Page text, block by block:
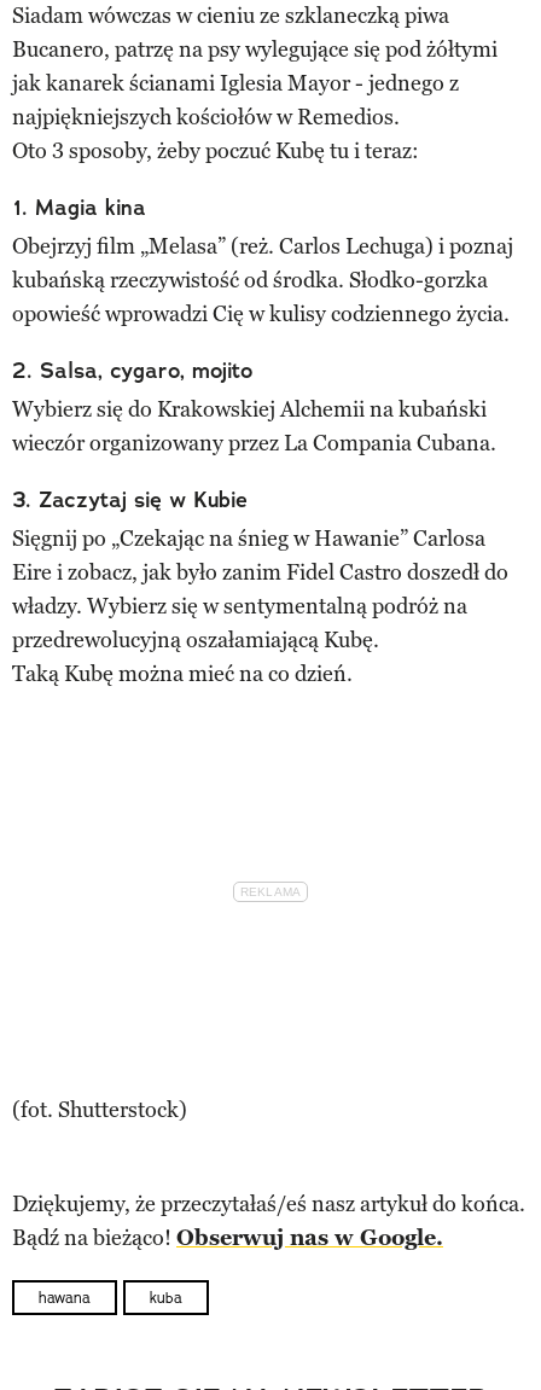
Siadam wówczas w cieniu ze szklaneczką piwa
Bucanero, patrzę na psy wylegujące się pod żółtymi
jak kanarek ścianami Iglesia Mayor - jednego z
najpiękniejszych kościołów w Remedios.
Oto 3 sposoby, żeby poczuć Kubę tu i teraz:
1. Magia kina
Obejrzyj film „Melasa” (reż. Carlos Lechuga) i poznaj
kubańską rzeczywistość od środka. Słodko-gorzka
opowieść wprowadzi Cię w kulisy codziennego życia.
2. Salsa, cygaro, mojito
Wybierz się do Krakowskiej Alchemii na kubański
wieczór organizowany przez La Compania Cubana.
3. Zaczytaj się w Kubie
Sięgnij po „Czekając na śnieg w Hawanie” Carlosa
Eire i zobacz, jak było zanim Fidel Castro doszedł do
władzy. Wybierz się w sentymentalną podróż na
przedrewolucyjną oszałamiającą Kubę.
Taką Kubę można mieć na co dzień.
(fot. Shutterstock)
Dziękujemy, że przeczytałaś/eś nasz artykuł do końca.
Bądź na bieżąco! Obserwuj nas w Google.
hawana kuba